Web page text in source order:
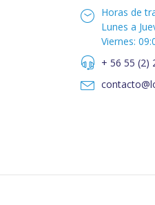
Horas de
Lunes a
Viernes:
+ 56 55 (2)